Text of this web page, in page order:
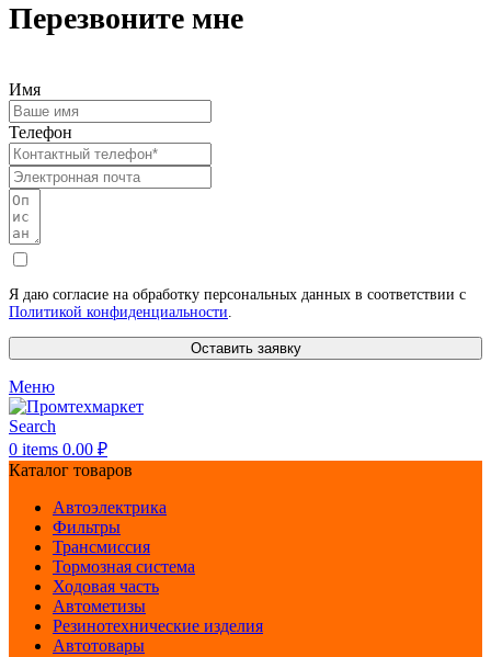
Перезвоните мне
Имя
Телефон
Я даю согласие на обработку персональных данных в соответствии с
Политикой конфиденциальности.
Оставить заявку
Меню
Search
0 items 0.00 ₽
Каталог товаров
Автоэлектрика
Фильтры
Трансмиссия
Тормозная система
Ходовая часть
Автометизы
Резинотехнические изделия
Автотовары